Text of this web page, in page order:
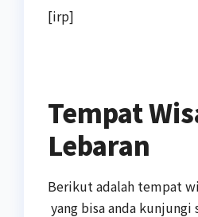
[irp]
Tempat
Lebaran
Berikut adalah tempat
yang bisa anda kunjungi